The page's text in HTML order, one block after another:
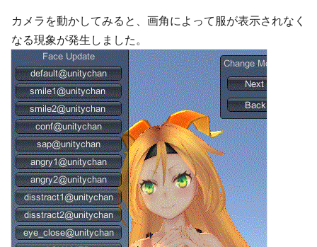
カメラを動かしてみると、画角によって服が表示されなく
なる現象が発生しました。